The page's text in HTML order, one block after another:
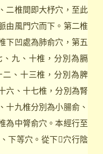
二椎間即大杼穴，至此
由風門穴而下。第二椎
下凹處為肺俞穴，第五
九、十椎，分別為膈
、十三椎，分別為脾
六、十七椎，分別為腎
十九椎分別為小腸俞、
為中膂俞穴。本經行至
下等穴。從下穴行陰